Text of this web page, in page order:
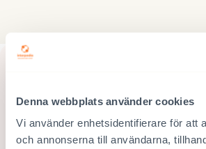
Denna webbplats använder cookies
Vi använder enhetsidentifierare för att
och annonserna till användarna,